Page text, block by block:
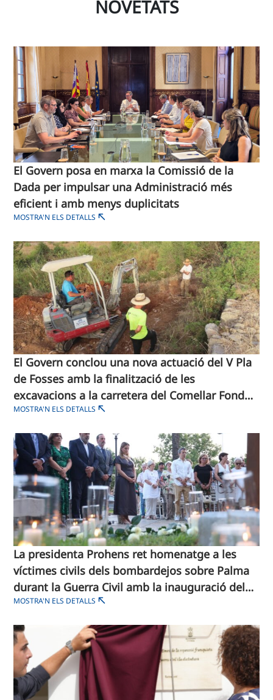
NOVETATS
El Govern posa en marxa la Comissió de la
Dada per impulsar una Administració més
eficient i amb menys duplicitats
MOSTRA'N ELS DETALLS
El Govern conclou una nova actuació del V Pla
de Fosses amb la finalització de les
excavacions a la carretera del Comellar Fondo
de Son Servera
MOSTRA'N ELS DETALLS
La presidenta Prohens ret homenatge a les
víctimes civils dels bombardejos sobre Palma
durant la Guerra Civil amb la inauguració del
Mur de la Dignitat
MOSTRA'N ELS DETALLS